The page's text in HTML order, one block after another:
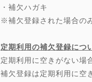
・補欠ハガキ
※補欠登録された場合の
定期利用の補欠登録につ
定期利用に空きがない場
補欠登録は定期利用に空